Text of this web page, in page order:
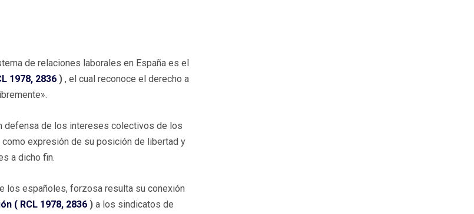
de relaciones laborales en España es el
1978, 2836 ) , el cual reconoce el derecho a
defensa de los intereses colectivos de los
expresión de su posición de libertad y
a dicho fin.
los españoles, forzosa resulta su conexión
( RCL 1978, 2836 ) a los sindicatos de